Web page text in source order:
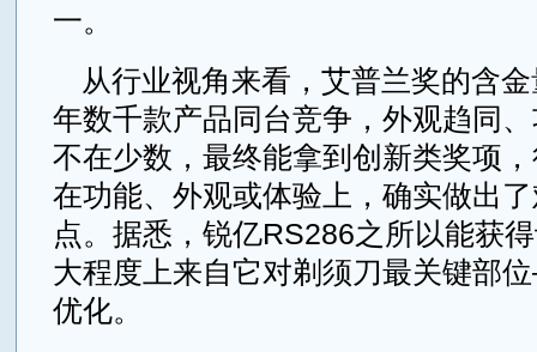
一。
从行业视角来看，艾普兰奖的含
年数千款产品同台竞争，外观趋同
不在少数，最终能拿到创新类奖项
在功能、外观或体验上，确实做出
点。据悉，锐亿RS286之所以能获
大程度上来自它对剃须刀最关键部
优化。